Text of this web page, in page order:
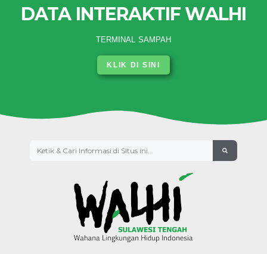
DATA INTERAKTIF WALHI
TERMINAL SAMPAH
KLIK DI SINI